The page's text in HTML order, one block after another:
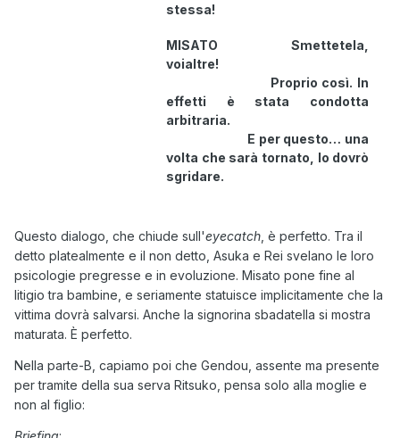
stessa!
MISATO Smettetela,
voialtre!
Proprio così. In
effetti è stata condotta
arbitraria.
E per questo… una
volta che sarà tornato, lo dovrò
sgridare.
Questo dialogo, che chiude sull'eyecatch , è perfetto. Tra il
detto platealmente e il non detto, Asuka e Rei svelano le loro
psicologie pregresse e in evoluzione. Misato pone fine al
litigio tra bambine, e seriamente statuisce implicitamente che la
vittima dovrà salvarsi. Anche la signorina sbadatella si mostra
maturata. È perfetto.
Nella parte-B, capiamo poi che Gendou, assente ma presente
per tramite della sua serva Ritsuko, pensa solo alla moglie e
non al figlio: